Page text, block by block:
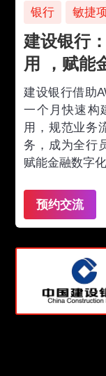
银行 敏捷
建设银行
用 ，赋能
建设银行借助
一个月快速构
用，规范业务
务，成为全行
赋能金融数字化
预约交流